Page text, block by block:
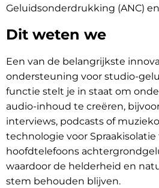
Geluidsonderdrukking (ANC)
Dit weten we
Een van de belangrijkste
ondersteuning voor studio-
functie stelt je in staat om
audio-inhoud te creëren,
interviews, podcasts of
technologie voor
hoofdtelefoons
waardoor de helderheid en
stem behouden blijven.